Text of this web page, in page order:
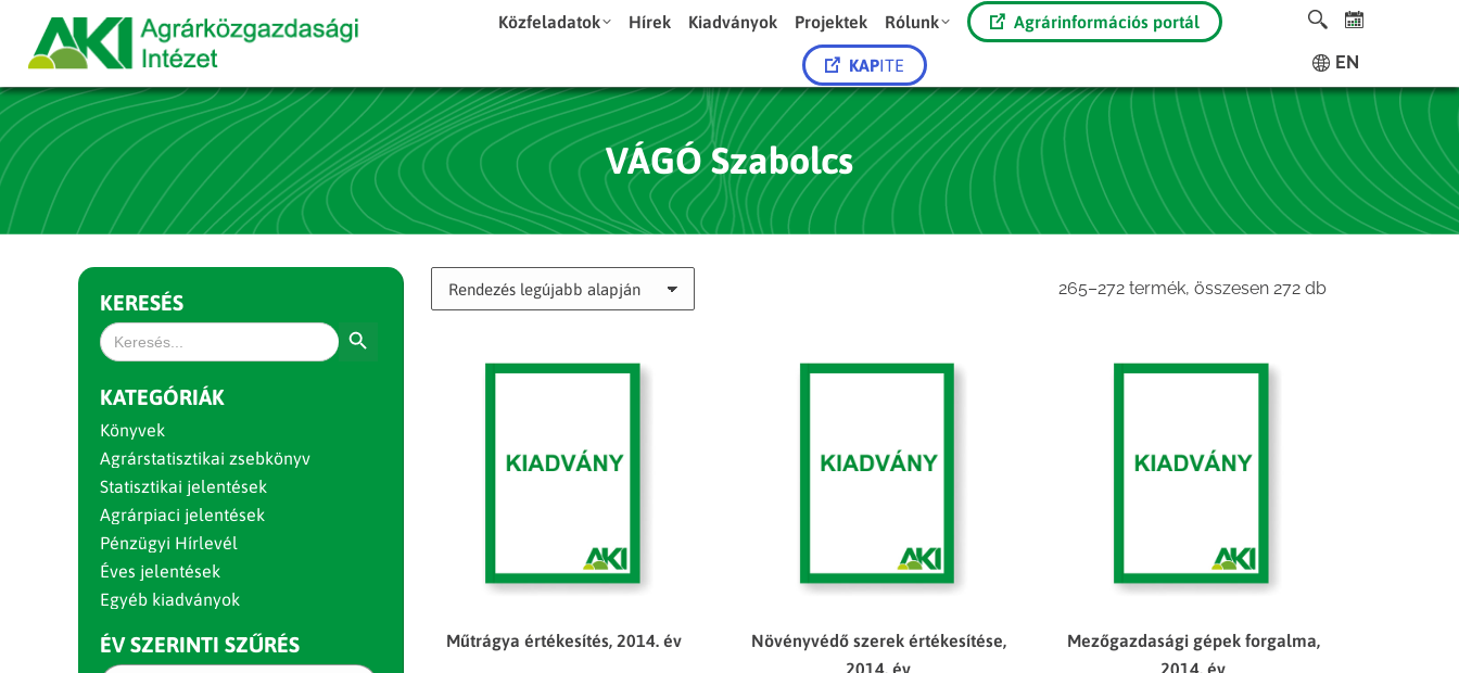
Közfeladatok Hírek Kiadványok Projektek Rólunk Agrárinformációs portál
KAPITE EN
VÁGÓ Szabolcs
265–272 termék, összesen 272 dbSorted
Műtrágya értékesítés, 2014. év
Növényvédő szerek értékesítése,
2014. év
Mezőgazdasági gépek forgalma,
2014. év
KERESÉS
Search
for:
KATEGÓRIÁK
Könyvek
Agrárstatisztikai zsebkönyv
Statisztikai jelentések
Agrárpiaci jelentések
Pénzügyi Hírlevél
Éves jelentések
Egyéb kiadványok
ÉV SZERINTI SZŰRÉS